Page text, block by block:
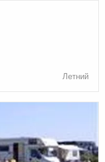
Летний